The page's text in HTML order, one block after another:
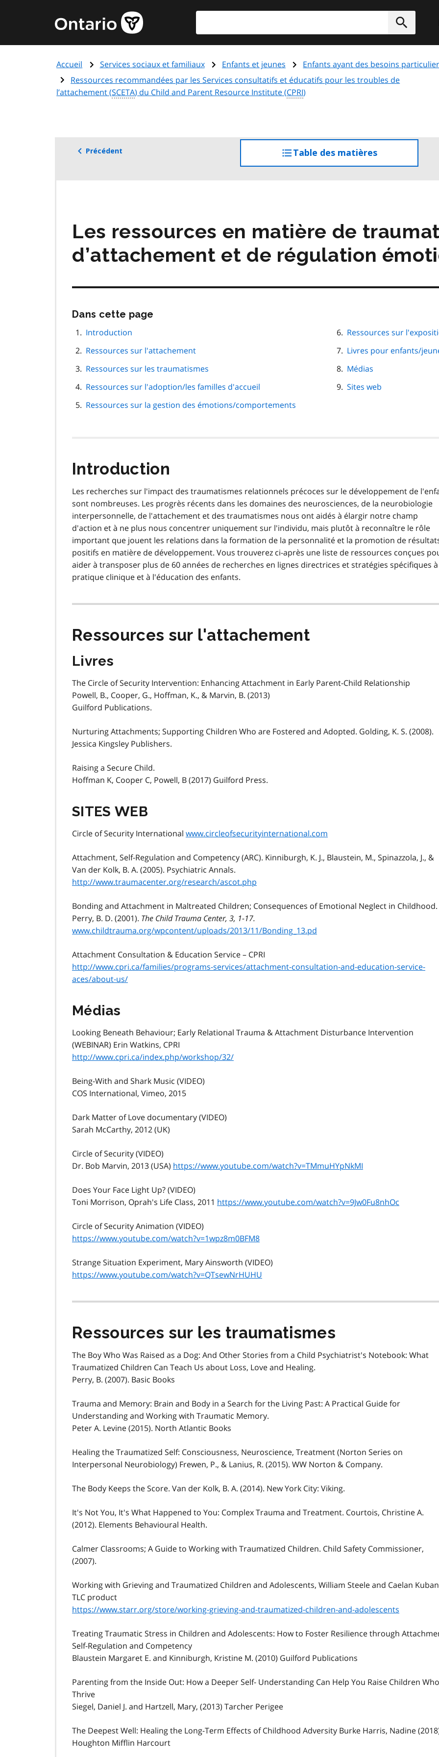
principal
Page
d'accueil
de
l'Ontario
Accueil Services sociaux et familiaux Enfants et jeunes Enfants ayant des besoins
Ressources recommandées par les Services consultatifs et éducatifs pour les troubles de
l’attachement (SCETA) du Child and Parent Resource Institute (CPRI)
Précédent Table des matièresaccéder
à
Les ressources en matière de
d’attachement et de régulation
Dans cette page
page
Introduction
Ressources sur l'attachement
Ressources sur les traumatismes
Ressources sur l'adoption/les familles d'accueil
Ressources sur la gestion des émotions/comportements
Ressources sur
Livres pour enfants/
Médias
Sites web
Introduction
Les recherches sur l'impact des traumatismes relationnels précoces sur le développement de
sont nombreuses. Les progrès récents dans les domaines des neurosciences, de la neurobiologie
interpersonnelle, de l'attachement et des traumatismes nous ont aidés à élargir notre champ
d'action et à ne plus nous concentrer uniquement sur l'individu, mais plutôt à reconnaître le rôle
important que jouent les relations dans la formation de la personnalité et la promotion de
positifs en matière de développement. Vous trouverez ci-après une liste de ressources conçues
aider à transposer plus de 60 années de recherches en lignes directrices et stratégies spécifiques à
pratique clinique et à l'éducation des enfants.
Ressources sur l'attachement
Livres
The Circle of Security Intervention: Enhancing Attachment in Early Parent-Child Relationship
Powell, B., Cooper, G., Hoffman, K., & Marvin, B. (2013)
Guilford Publications.
Nurturing Attachments; Supporting Children Who are Fostered and Adopted. Golding, K. S. (2008).
Jessica Kingsley Publishers.
Raising a Secure Child.
Hoffman K, Cooper C, Powell, B (2017) Guilford Press.
SITES WEB
Circle of Security International www.circleofsecurityinternational.com
Attachment, Self-Regulation and Competency (ARC). Kinniburgh, K. J., Blaustein, M., Spinazzola, J., &
Van der Kolk, B. A. (2005). Psychiatric Annals.
http://www.traumacenter.org/research/ascot.php
Bonding and Attachment in Maltreated Children; Consequences of Emotional Neglect in Childhood.
Perry, B. D. (2001). The Child Trauma Center, 3, 1-17.
www.childtrauma.org/wpcontent/uploads/2013/11/Bonding_13.pd
Attachment Consultation & Education Service – CPRI
http://www.cpri.ca/families/programs-services/attachment-consultation-and-education-service-
aces/about-us/
Médias
Looking Beneath Behaviour; Early Relational Trauma & Attachment Disturbance Intervention
(WEBINAR) Erin Watkins, CPRI
http://www.cpri.ca/index.php/workshop/32/
Being-With and Shark Music (VIDEO)
COS International, Vimeo, 2015
Dark Matter of Love documentary (VIDEO)
Sarah McCarthy, 2012 (UK)
Circle of Security (VIDEO)
Dr. Bob Marvin, 2013 (USA) https://www.youtube.com/watch?v=TMmuHYpNkMI
Does Your Face Light Up? (VIDEO)
Toni Morrison, Oprah's Life Class, 2011 https://www.youtube.com/watch?v=9Jw0Fu8nhOc
Circle of Security Animation (VIDEO)
https://www.youtube.com/watch?v=1wpz8m0BFM8
Strange Situation Experiment, Mary Ainsworth (VIDEO)
https://www.youtube.com/watch?v=QTsewNrHUHU
Ressources sur les traumatismes
The Boy Who Was Raised as a Dog: And Other Stories from a Child Psychiatrist's Notebook: What
Traumatized Children Can Teach Us about Loss, Love and Healing.
Perry, B. (2007). Basic Books
Trauma and Memory: Brain and Body in a Search for the Living Past: A Practical Guide for
Understanding and Working with Traumatic Memory.
Peter A. Levine (2015). North Atlantic Books
Healing the Traumatized Self: Consciousness, Neuroscience, Treatment (Norton Series on
Interpersonal Neurobiology) Frewen, P., & Lanius, R. (2015). WW Norton & Company.
The Body Keeps the Score. Van der Kolk, B. A. (2014). New York City: Viking.
It's Not You, It's What Happened to You: Complex Trauma and Treatment. Courtois, Christine A.
(2012). Elements Behavioural Health.
Calmer Classrooms; A Guide to Working with Traumatized Children. Child Safety Commissioner,
(2007).
Working with Grieving and Traumatized Children and Adolescents, William Steele and Caelan
TLC product
https://www.starr.org/store/working-grieving-and-traumatized-children-and-adolescents
Treating Traumatic Stress in Children and Adolescents: How to Foster Resilience through
Self-Regulation and Competency
Blaustein Margaret E. and Kinniburgh, Kristine M. (2010) Guilford Publications
Parenting from the Inside Out: How a Deeper Self- Understanding Can Help You Raise Children Who
Thrive
Siegel, Daniel J. and Hartzell, Mary, (2013) Tarcher Perigee
The Deepest Well: Healing the Long-Term Effects of Childhood Adversity Burke Harris, Nadine
Houghton Mifflin Harcourt